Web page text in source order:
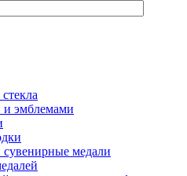
эмблемами
медали